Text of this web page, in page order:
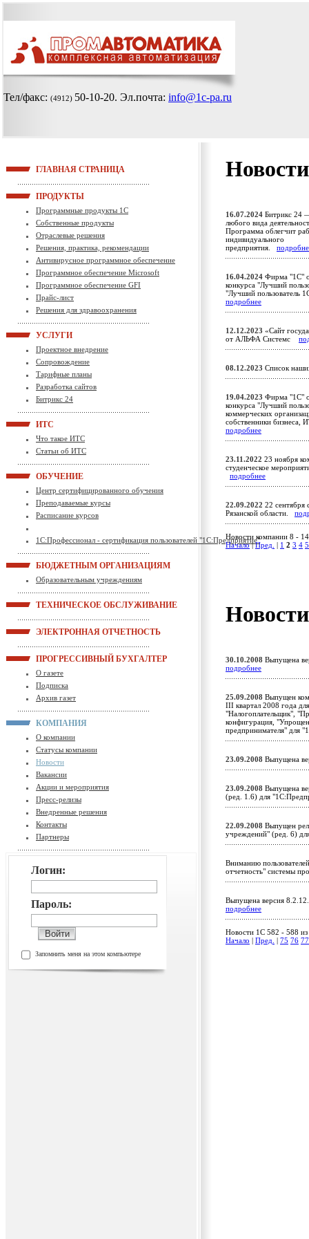
Тел/факс: (4912) 50-10-20. Эл.почта: info@1c-pa.ru
ГЛАВНАЯ СТРАНИЦА
ПРОДУКТЫ
Программные продукты 1С
Собственные продукты
Отраслевые решения
Решения, практика, рекомендации
Антивирусное программное обеспечение
Программное обеспечение Microsoft
Программное обеспечение GFI
Прайс-лист
Решения для здравоохранения
УСЛУГИ
Проектное внедрение
Сопровождение
Тарифные планы
Разработка сайтов
Битрикс 24
ИТС
Что такое ИТС
Статьи об ИТС
ОБУЧЕНИЕ
Центр сертифицированного обучения
Преподаваемые курсы
Расписание курсов
1С:Профессионал - сертификация пользователей "1С:Предприятие"
БЮДЖЕТНЫМ ОРГАНИЗАЦИЯМ
Образовательным учреждениям
ТЕХНИЧЕСКОЕ ОБСЛУЖИВАНИЕ
ЭЛЕКТРОННАЯ ОТЧЕТНОСТЬ
ПРОГРЕССИВНЫЙ БУХГАЛТЕР
О газете
Подписка
Архив газет
КОМПАНИЯ
О компании
Статусы компании
Новости
Вакансии
Акции и мероприятия
Пресс-релизы
Внедренные решения
Контакты
Партнеры
Логин:
Пароль:
Запомнить меня на этом компьютере
16.07.2024 Битрикс 24
любого вида
Программа облегчит
индивидуального
предприятия.
16.04.2024 Фирма "1С"
конкурса "Лучший
"Лучший пользователь
подробнее
12.12.2023 «Сайт
от АЛЬФА Системс
08.12.2023 Список
19.04.2023 Фирма "1С"
конкурса "Лучший
коммерческих
собственники бизнеса,
подробнее
23.11.2022 23 ноября
студенческое
подробнее
22.09.2022 22 сентября
Рязанской области.
Новости компании 8 -
Начало|Пред. 1 2 3 4 5
30.10.2008 Выпущена
подробнее
25.09.2008 Выпущен
III квартал 2008 года
"Налогоплательщик",
конфигурация,
предпринимателя" для
23.09.2008 Выпущена
23.09.2008 Выпущена
(ред. 1.6) для
22.09.2008 Выпущен
учреждений" (ред. 6)
Вниманию
отчетность" системы
Выпущена версия
подробнее
Новости 1C 582 - 588
Начало
Пред. 75 76 77